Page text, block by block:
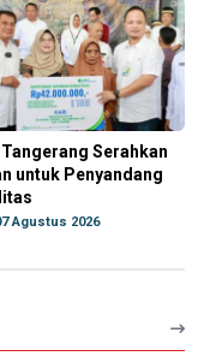
Tangerang Serahkan
untuk Penyandang
Agustus 2026